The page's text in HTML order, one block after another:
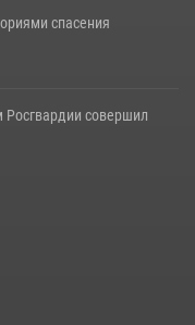
спасения
совершил